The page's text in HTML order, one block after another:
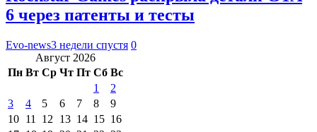
6 через патенты и тесты
Evo-news3 недели спустя 0
Август 2026
Пн Вт Ср Чт Пт Сб Вс
1
2
3
4 5 6 7 8
9
10 11 12 13 14 15 16